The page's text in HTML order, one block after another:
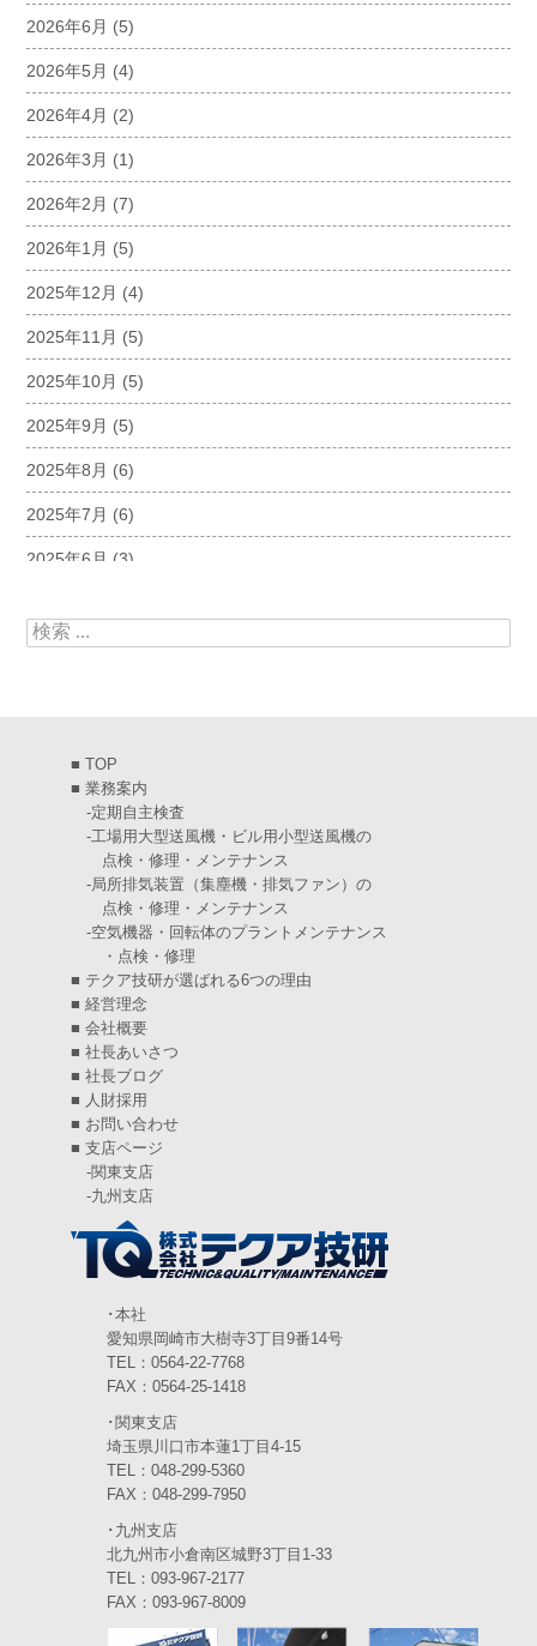
2026年6月 (5)
2026年5月 (4)
2026年4月 (2)
2026年3月 (1)
2026年2月 (7)
2026年1月 (5)
2025年12月 (4)
2025年11月 (5)
2025年10月 (5)
2025年9月 (5)
2025年8月 (6)
2025年7月 (6)
2025年6月 (3)
2025年4月(5)
2025年1月(7)
2024年12月(4)
2024年11月(6)
2024年10月(5)
2024年9月(4)
2024年8月(5)
2024年7月(6)
2024年6月 (4)
2024年5月(5)
2024年4月(5)
(6)
2024年2月(4)
(6)
2023年12月(3)
2023年10月(3)
2023年9月(4)
(3)
2023年7月(5)
検索:
■ TOP
■ 業務案内
-定期自主検査
-工場用大型送風機・ビル用小型送風機の
点検・修理・メンテナンス
-局所排気装置（集塵機・排気ファン）の
点検・修理・メンテナンス
-空気機器・回転体のプラントメンテナンス
・点検・修理
■ テクア技研が選ばれる6つの理由
■ 経営理念
■ 会社概要
■ 社長あいさつ
■ 社長ブログ
■ 人財採用
■ お問い合わせ
■ 支店ページ
-関東支店
-九州支店
･本社
愛知県岡崎市大樹寺3丁目9番14号
TEL：0564-22-7768
FAX：0564-25-1418
･関東支店
埼玉県川口市本蓮1丁目4-15
TEL：048-299-5360
FAX：048-299-7950
･九州支店
北九州市小倉南区城野3丁目1-33
TEL：093-967-2177
FAX：093-967-8009